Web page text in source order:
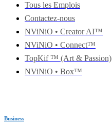
Tous les Emplois
Contactez-nous
NViNiO • Creator AI™
NViNiO • Connect™
TopKif ™ (Art & Passion)
NViNiO • Box™
Business